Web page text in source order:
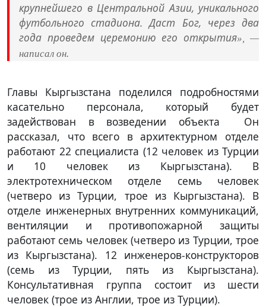
крупнейшего в Центральной Азии, уникального
футбольного стадиона. Даст Бог, через два
года проведем церемонию его открытия», —
написал он.
Главы Кыргызстана поделился подробностями
касательно персонала, который будет
задействован в возведении объекта Он
рассказал, что всего в архитектурном отделе
работают 22 специалиста (12 человек из Турции
и 10 человек из Кыргызстана). В
электротехническом отделе семь человек
(четверо из Турции, трое из Кыргызстана). В
отделе инженерных внутренних коммуникаций,
вентиляции и противопожарной защиты
работают семь человек (четверо из Турции, трое
из Кыргызстана). 12 инженеров-конструкторов
(семь из Турции, пять из Кыргызстана).
Консультативная группа состоит из шести
человек (трое из Англии, трое из Турции).